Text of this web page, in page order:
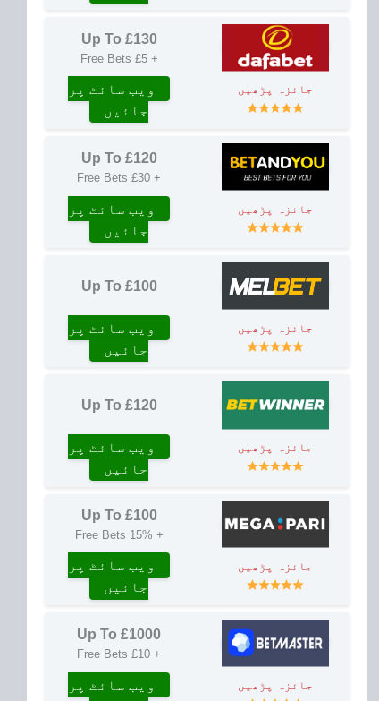
Up To £130
+ £5 Free Bets
جائزہ پڑھیں
ویب سائٹ پر
جائیں
Up To £120
+ £30 Free Bets
جائزہ پڑھیں
ویب سائٹ پر
جائیں
Up To £100
جائزہ پڑھیں
ویب سائٹ پر
جائیں
Up To £120
جائزہ پڑھیں
ویب سائٹ پر
جائیں
Up To £100
+ 15% Free Bets
جائزہ پڑھیں
ویب سائٹ پر
جائیں
Up To £1000
+ £10 Free Bets
جائزہ پڑھیں
ویب سائٹ پر